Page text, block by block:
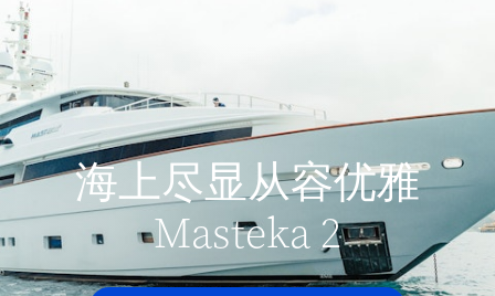
海上尽显从容优雅
Masteka 2